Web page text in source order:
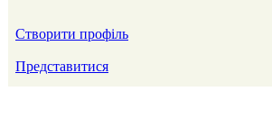
Створити профіль
Представитися